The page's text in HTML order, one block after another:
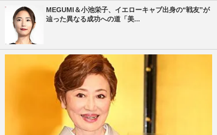
MEGUMI＆小池栄子、イエローキャブ出身の“戦友”が
辿った異なる成功への道「美...